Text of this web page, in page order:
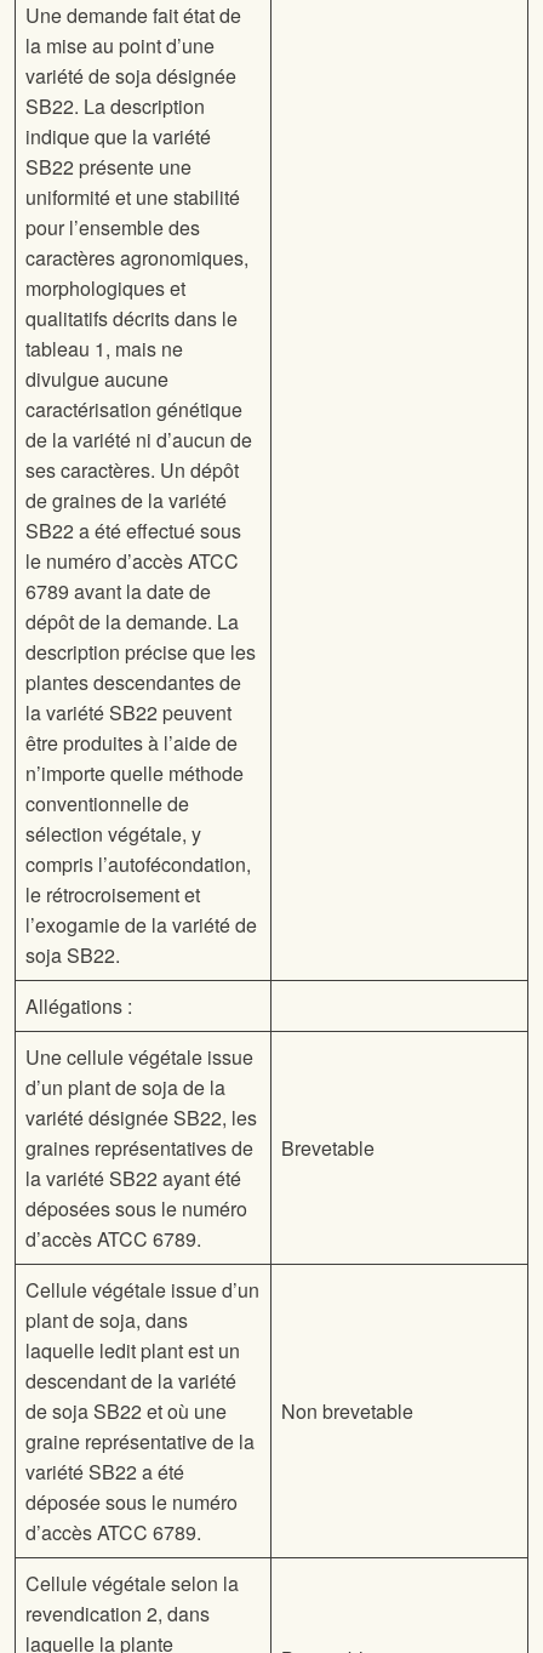
Une demande fait état de
la mise au point d’une
variété de soja désignée
SB22. La description
indique que la variété
SB22 présente une
uniformité et une stabilité
pour l’ensemble des
caractères agronomiques,
morphologiques et
qualitatifs décrits dans le
tableau 1, mais ne
divulgue aucune
caractérisation génétique
de la variété ni d’aucun de
ses caractères. Un dépôt
de graines de la variété
SB22 a été effectué sous
le numéro d’accès ATCC
6789 avant la date de
dépôt de la demande. La
description précise que les
plantes descendantes de
la variété SB22 peuvent
être produites à l’aide de
n’importe quelle méthode
conventionnelle de
sélection végétale, y
compris l’autofécondation,
le rétrocroisement et
l’exogamie de la variété de
soja SB22.
Allégations :
Une cellule végétale issue
d’un plant de soja de la
variété désignée SB22, les
graines représentatives de
la variété SB22 ayant été
déposées sous le numéro
d’accès ATCC 6789.
Brevetable
Cellule végétale issue d’un
plant de soja, dans
laquelle ledit plant est un
descendant de la variété
de soja SB22 et où une
graine représentative de la
variété SB22 a été
déposée sous le numéro
d’accès ATCC 6789.
Non brevetable
Cellule végétale selon la
revendication 2, dans
laquelle la plante